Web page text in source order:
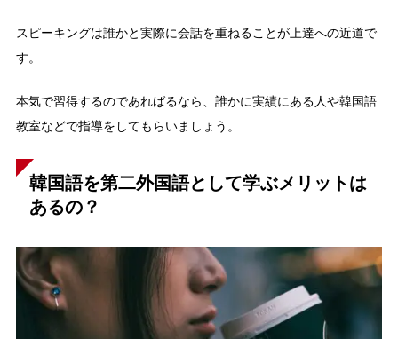
スピーキングは誰かと実際に会話を重ねることが上達への近道で
す。
本気で習得するのであればるなら、誰かに実績にある人や韓国語
教室などで指導をしてもらいましょう。
韓国語を第二外国語として学ぶメリットは
あるの？